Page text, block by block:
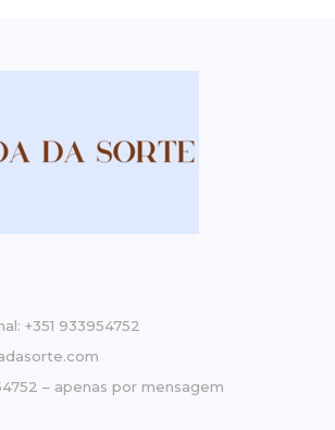
+351 933954752
– apenas por mensagem